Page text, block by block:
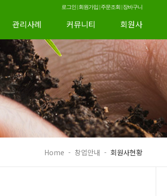
로그인|회원가입|주문조회|장바구니
관리사례 커뮤니티 회원사
Home - 창업안내 - 회원사현황